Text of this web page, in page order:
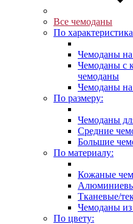
Все чемоданы
По
Чемоданы на
Чемоданы с
чемоданы
Чемоданы на
По размеру:
Чемоданы
Средние
Большие
По материалу:
Кожаные
Тканевые/
Чемоданы из
По цвету: